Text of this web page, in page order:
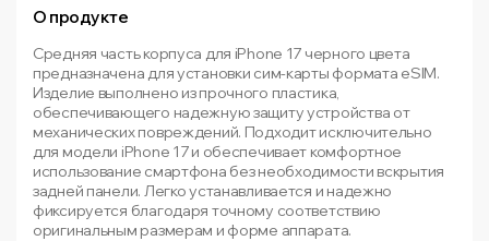
О продукте
Средняя часть корпуса для iPhone 17 черного цвета
предназначена для установки сим-карты формата eSIM.
Изделие выполнено из прочного пластика,
обеспечивающего надежную защиту устройства от
механических повреждений. Подходит исключительно
для модели iPhone 17 и обеспечивает комфортное
использование смартфона без необходимости вскрытия
задней панели. Легко устанавливается и надежно
фиксируется благодаря точному соответствию
оригинальным размерам и форме аппарата.